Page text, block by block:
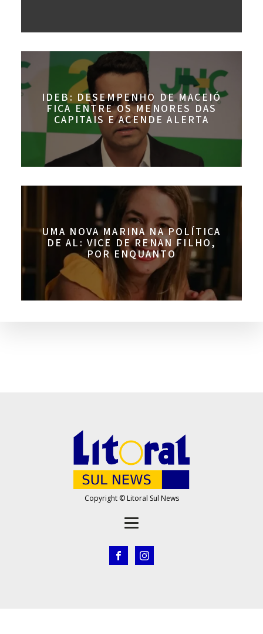
IDEB: DESEMPENHO DE MACEIÓ
FICA ENTRE OS MENORES DAS
CAPITAIS E ACENDE ALERTA
UMA NOVA MARINA NA POLÍTICA
DE AL: VICE DE RENAN FILHO,
POR ENQUANTO
Copyright © Litoral Sul News